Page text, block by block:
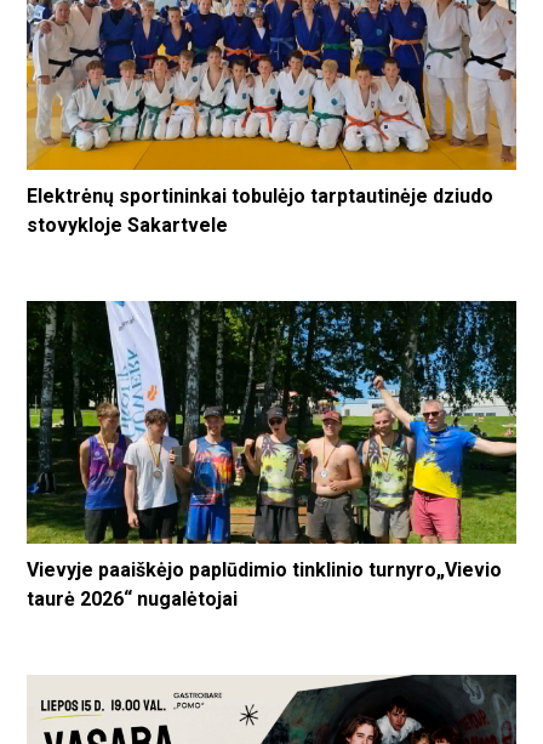
Elektrėnų sportininkai tobulėjo tarptautinėje dziudo
stovykloje Sakartvele
Vievyje paaiškėjo paplūdimio tinklinio turnyro„Vievio
taurė 2026“ nugalėtojai